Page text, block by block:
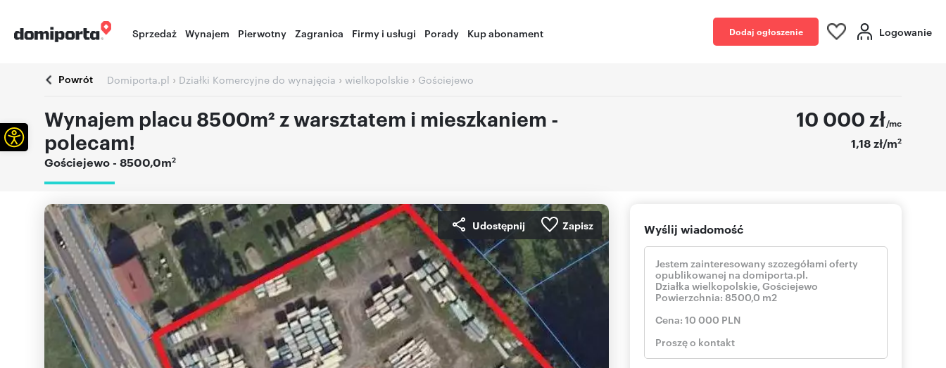
Sprzedaż Wynajem Pierwotny Zagranica Firmy i usługi Porady Kup abonament Dodaj ogłoszenie Logowanie
Powrót Domiporta.pl › Działki Komercyjne do wynajęcia › wielkopolskie › Gościejewo
Wynajem placu 8500m² z warsztatem i mieszkaniem -
polecam!
Gościejewo - 8500,0m2
10 000 zł/mc
1,18 zł/m2
Udostępnij Zapisz Wyślij wiadomość
Otwórz pasek narzędzi